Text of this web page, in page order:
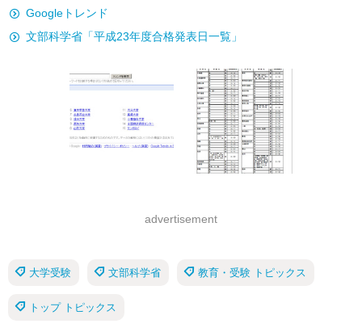
Googleトレンド
文部科学省「平成23年度合格発表日一覧」
advertisement
大学受験 文部科学省 教育・受験 トピックス
トップ トピックス